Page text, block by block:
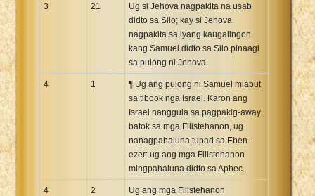
3 21
Ug si Jehova nagpakita na usab
didto sa Silo; kay si Jehova
nagpakita sa iyang kaugalingon
kang Samuel didto sa Silo pinaagi
sa pulong ni Jehova.
4 1
¶ Ug ang pulong ni Samuel miabut
sa tibook nga Israel. Karon ang
Israel nanggula sa pagpakig-away
batok sa mga Filistehanon, ug
nanagpahaluna tupad sa Eben-
ezer: ug ang mga Filistehanon
mingpahaluna didto sa Aphec.
4 2
Ug ang mga Filistehanon